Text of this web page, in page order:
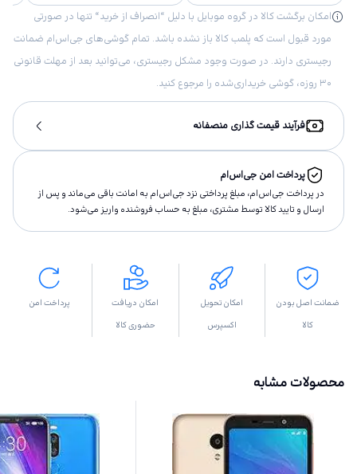
امکان برگشت کالا در گروه موبایل با دلیل “انصراف از خرید“ تنها در صورتی
مورد قبول است که پلمب کالا باز نشده باشد. تمام گوشی‌های جی‌اس‌ام ضمانت
رجیستری دارند. در صورت وجود مشکل رجیستری، می‌توانید بعد از مهلت قانونی
۳۰ روزه، گوشی خریداری‌شده را مرجوع کنید.
فرآیند قیمت گذاری منصفانه
پرداخت امن جی‌اس‌ام
در پرداخت جی‌اس‌ام، مبلغ پرداختى نزد جی‌اس‌ام به امانت باقى مى‌ماند و پس از
ارسال و تاييد كالا توسط مشتری، مبلغ به حساب فروشنده واريز مى‌شود.
ضمانت اصل بودن
کالا
امکان تحویل
اکسپرس
امکان دریافت
حضوری کالا
پرداخت امن
محصولات مشابه